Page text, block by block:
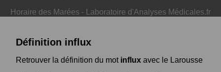
Horaire des Marées - Laboratoire d'Analyses Médicales.fr
Définition influx
Retrouver la définition du mot influx avec le Larousse